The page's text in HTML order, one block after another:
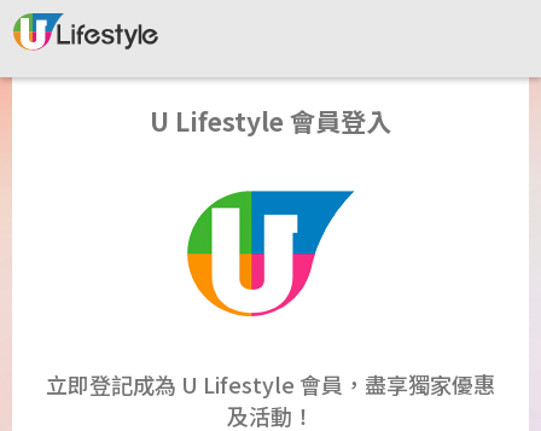
U Lifestyle 會員登入
立即登記成為 U Lifestyle 會員，盡享獨家優惠
及活動！